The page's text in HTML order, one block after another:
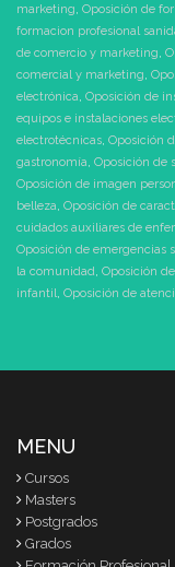
marketing, Oposición de
formacion profesional
de comercio y marketing,
comercial y marketing,
electrónica, Oposición de
equipos e instalaciones
electrotécnicas, Oposición
gastronomía, Oposición de
Oposición de imagen
belleza, Oposición de
cuidados auxiliares de
Oposición de emergencias
la comunidad, Oposición
infantil, Oposición de
MENU
Cursos
Masters
Postgrados
Grados